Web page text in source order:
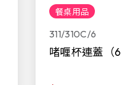
餐桌用品
311/310C/6
啫喱杯連蓋（